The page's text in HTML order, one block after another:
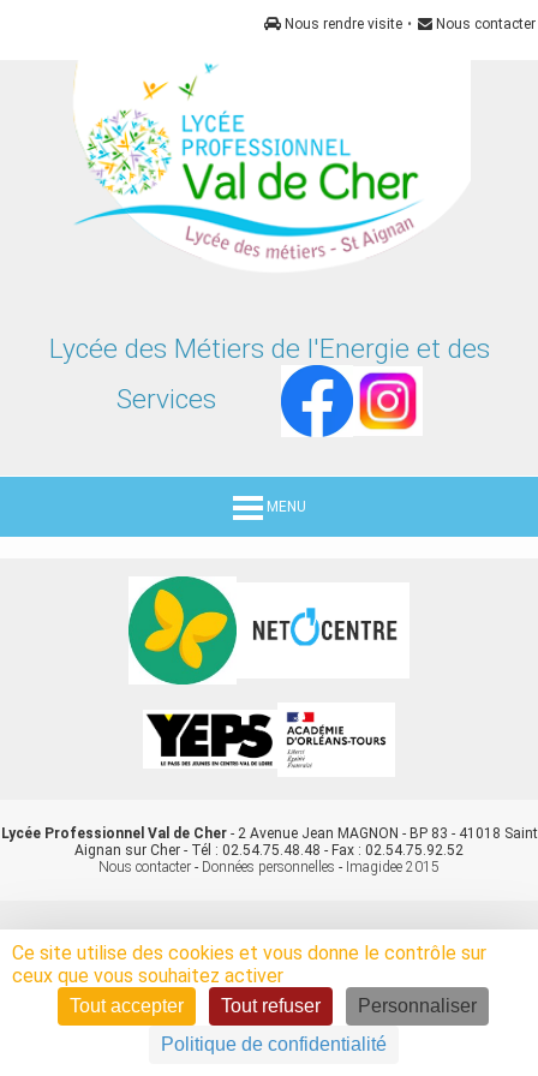
Nous contacter
•
Nous rendre visite
Lycée des Métiers de l'Energie et des
Services
MENU
Lycée Professionnel Val de Cher- 2 Avenue Jean MAGNON - BP 83 - 41018 Saint
Aignan sur Cher - Tél : 02.54.75.48.48 - Fax : 02.54.75.92.52
Nous contacter - Données personnelles - Imagidee 2015
Ce site utilise des cookies et vous donne le contrôle sur
ceux que vous souhaitez activer
Tout accepter Tout refuser
Personnaliser
Politique de confidentialité